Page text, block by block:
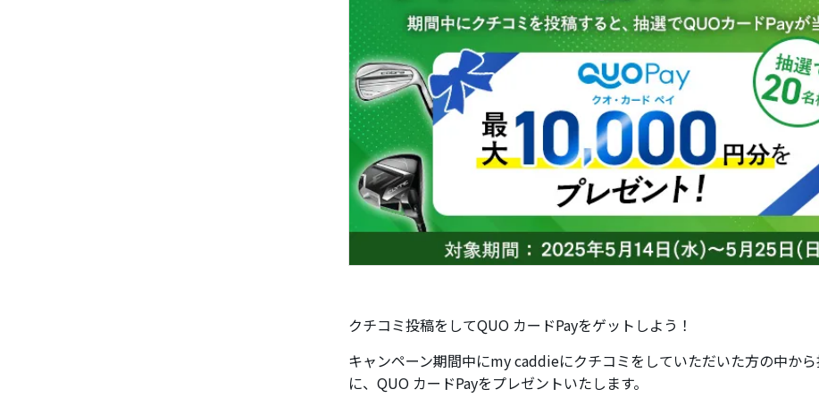
クチコミ投稿をしてQUO カードPayをゲットしよう！
キャンペーン期間中にmy caddieにクチコミをしていただいた方の中か
に、QUO カードPayをプレゼントいたします。